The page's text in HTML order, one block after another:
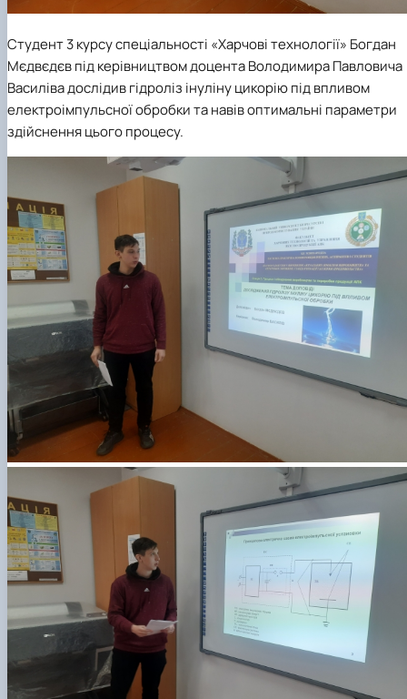
Студент 3 курсу спеціальності «Харчові технології» Богдан
Мєдвєдєв під керівництвом доцента Володимира Павловича
Василіва дослідив гідроліз інуліну цикорію під впливом
електроімпульсної обробки та навів оптимальні параметри
здійснення цього процесу.